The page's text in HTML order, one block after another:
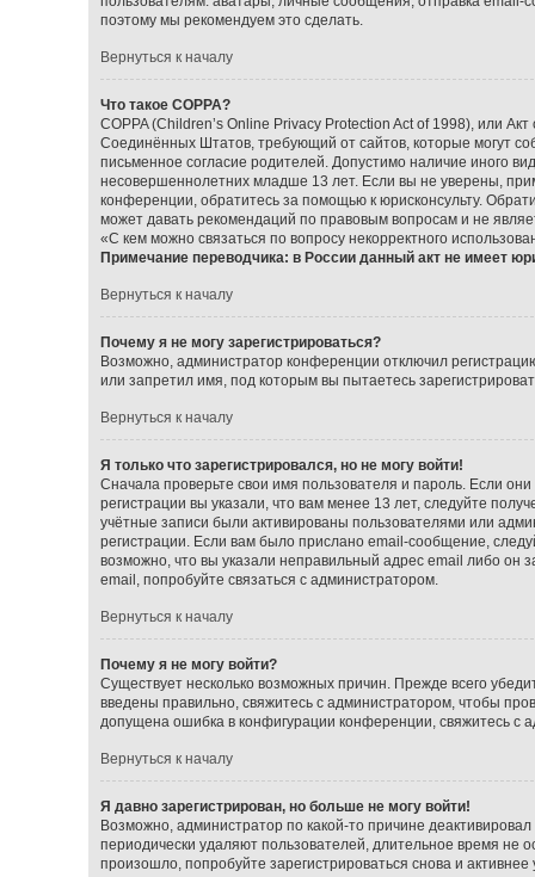
поэтому мы рекомендуем это сделать.
Вернуться к началу
Что такое COPPA?
COPPA (Children’s Online Privacy Protection Act of 1998), или
Соединённых Штатов, требующий от сайтов, которые могут
письменное согласие родителей. Допустимо наличие иного
несовершеннолетних младше 13 лет. Если вы не уверены,
конференции, обратитесь за помощью к юрисконсульту.
может давать рекомендаций по правовым вопросам и не
«С кем можно связаться по вопросу некорректного
Примечание переводчика: в России данный акт не имеет
Вернуться к началу
Почему я не могу зарегистрироваться?
Возможно, администратор конференции отключил
или запретил имя, под которым вы пытаетесь
Вернуться к началу
Я только что зарегистрировался, но не могу войти!
Сначала проверьте свои имя пользователя и пароль. Если
регистрации вы указали, что вам менее 13 лет, следуйте
учётные записи были активированы пользователями или
регистрации. Если вам было прислано email-сообщение,
возможно, что вы указали неправильный адрес email либо он
email, попробуйте связаться с администратором.
Вернуться к началу
Почему я не могу войти?
Существует несколько возможных причин. Прежде всего
введены правильно, свяжитесь с администратором, чтобы
допущена ошибка в конфигурации конференции, свяжитесь с
Вернуться к началу
Я давно зарегистрирован, но больше не могу войти!
Возможно, администратор по какой-то причине
периодически удаляют пользователей, длительное время
произошло, попробуйте зарегистрироваться снова и активнее